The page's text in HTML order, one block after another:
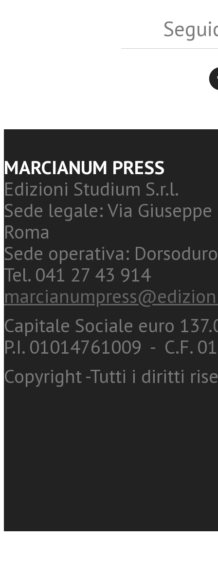
MARCIANUM PRESS
Edizioni Studium S.r.l.
Sede legale: Via
Roma
Sede operativa:
Tel. 041 27 43 914
Capitale Sociale euro
P.I. 01014761009 - C.F.
Copyright -Tutti i diritti